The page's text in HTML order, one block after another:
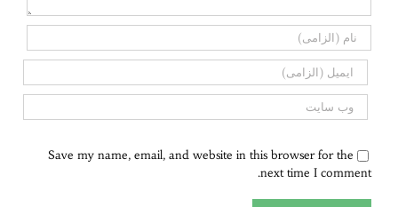
Save my name, email, and website in this browser for the
next time I comment.